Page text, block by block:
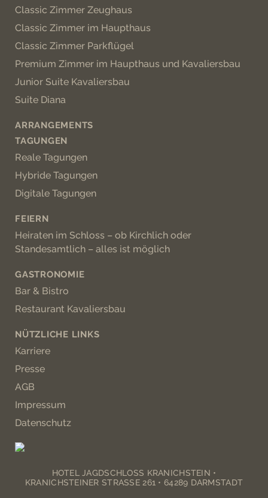
Classic Zimmer Zeughaus
Classic Zimmer im Haupthaus
Classic Zimmer Parkflügel
Premium Zimmer im Haupthaus und Kavaliersbau
Junior Suite Kavaliersbau
Suite Diana
ARRANGEMENTS
TAGUNGEN
Reale Tagungen
Hybride Tagungen
Digitale Tagungen
FEIERN
Heiraten im Schloss – ob Kirchlich oder
Standesamtlich – alles ist möglich
GASTRONOMIE
Bar & Bistro
Restaurant Kavaliersbau
NÜTZLICHE LINKS
Karriere
Presse
AGB
Impressum
Datenschutz
HOTEL JAGDSCHLOSS KRANICHSTEIN •
KRANICHSTEINER STRASSE 261 • 64289 DARMSTADT